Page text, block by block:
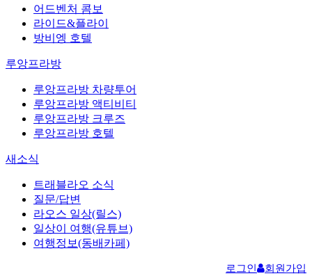
어드벤처 콤보
라이드&플라이
방비엥 호텔
루앙프라방
루앙프라방 차량투어
루앙프라방 액티비티
루앙프라방 크루즈
루앙프라방 호텔
새소식
트래블라오 소식
질문/답변
라오스 일상(릴스)
일상이 여행(유튜브)
여행정보(동배카페)
로그인 회원가입